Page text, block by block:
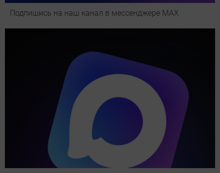
Подпишись на наш канал в мессенджере МАХ